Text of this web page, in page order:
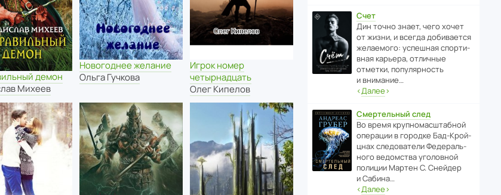
демон
Михеев
Новогоднее желание
Ольга Гучкова
Игрок номер
четырнадцать
Олег Кипелов
Счет
Дин точно знает, чего хочет
от жизни, и всегда доби­ва­ется
жела­е­мого: успе­шная спор­ти­
вная карьера, отли­чные
отметки, попу­ля­р­ность
и внимание…
‹Далее›
Смертельный след
Во время круп­но­мас­ш­та­бной
операции в городке Бад‑Крой­
цнах следо­ва­тели Феде­раль­
ного ведомства уголо­вной
полиции Мартен С. Снейдер
и Сабина…
‹Далее›